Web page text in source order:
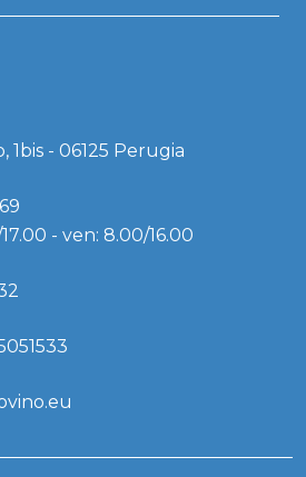
1bis - 06125 Perugia
- ven: 8.00/16.00